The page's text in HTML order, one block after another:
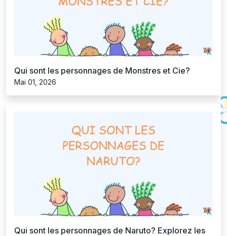
Qui sont les personnages de Monstres et Cie?
Mai 01, 2026
Qui sont les personnages de Naruto? Explorez les